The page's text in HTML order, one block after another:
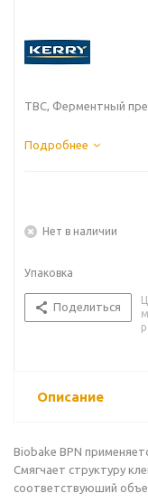
ТВС, Ферментный
Подробнее
Нет в наличии
Упаковка
Поделиться
Описание
Biobake BPN
Смягчает структуру
соответствуюший